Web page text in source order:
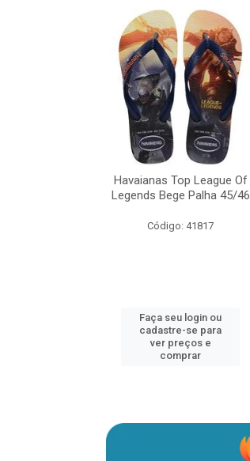
Havaianas Top League Of
Legends Bege Palha 45/46
Código: 41817
Faça seu login ou
cadastre-se para
ver preços e
comprar